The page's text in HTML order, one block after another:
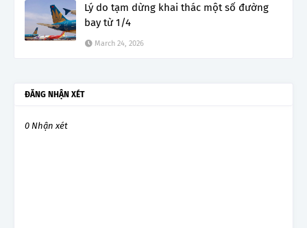
Lý do tạm dừng khai thác một số đường
bay từ 1/4
March 24, 2026
ĐĂNG NHẬN XÉT
0 Nhận xét